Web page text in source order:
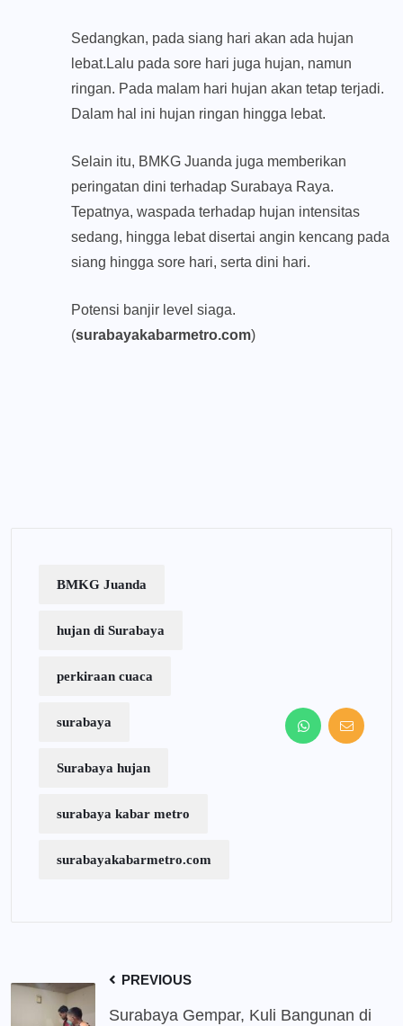
Sedangkan, pada siang hari akan ada hujan
lebat.Lalu pada sore hari juga hujan, namun
ringan. Pada malam hari hujan akan tetap terjadi.
Dalam hal ini hujan ringan hingga lebat.
Selain itu, BMKG Juanda juga memberikan
peringatan dini terhadap Surabaya Raya.
Tepatnya, waspada terhadap hujan intensitas
sedang, hingga lebat disertai angin kencang pada
siang hingga sore hari, serta dini hari.
Potensi banjir level siaga.
(surabayakabarmetro.com)
BMKG Juanda
hujan di Surabaya
perkiraan cuaca
surabaya
Surabaya hujan
surabaya kabar metro
surabayakabarmetro.com
PREVIOUS
Surabaya Gempar, Kuli Bangunan di